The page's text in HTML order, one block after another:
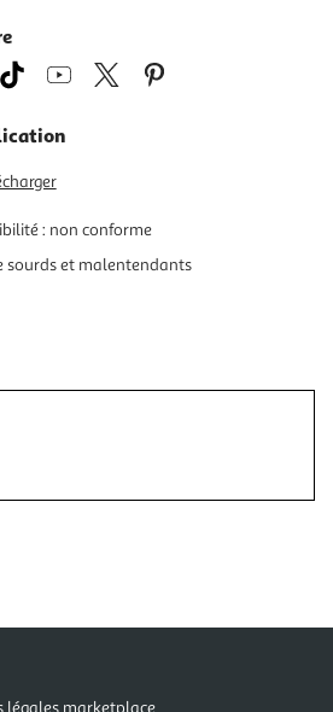
: non conforme
sourds et malentendants
légales marketplace